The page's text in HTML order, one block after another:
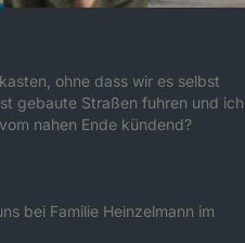
ohne dass wir es selbst
gebaute Straßen fuhren und ich
nahen Ende kündend?
bei Familie Heinzelmann im